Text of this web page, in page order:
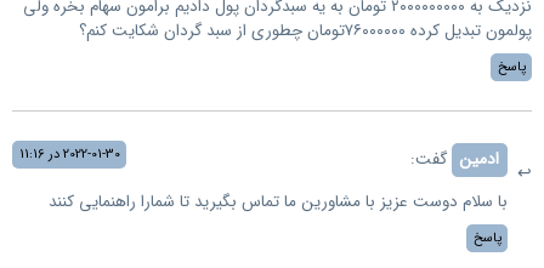
نزدیک به ۲۰۰۰۰۰۰۰۰۰ تومان به یه سبدگردان پول دادیم برامون سهام بخره ولی
پولمون تبدیل کرده ۷۶۰۰۰۰۰۰تومان چطوری از سبد گردان شکایت کنم؟
پاسخ
ادمین گفت: 2022-01-30 در 11:16
با سلام دوست عزیز با مشاورین ما تماس بگیرید تا شمارا راهنمایی کنند
پاسخ